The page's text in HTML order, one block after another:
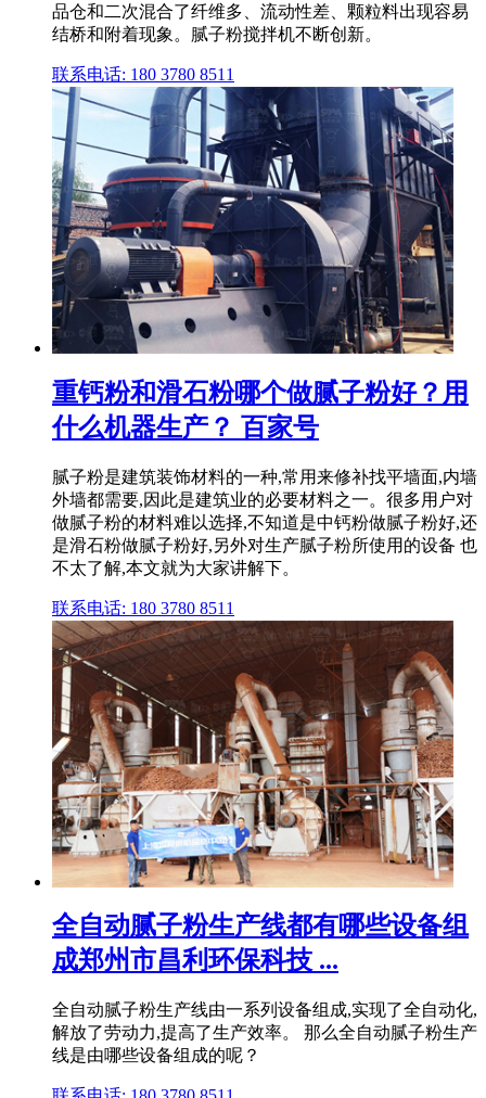
品仓和二次混合了纤维多、流动性差、颗粒料出现容易
结桥和附着现象。腻子粉搅拌机不断创新。
联系电话: 180 3780 8511
重钙粉和滑石粉哪个做腻子粉好？用
什么机器生产？ 百家号
腻子粉是建筑装饰材料的一种,常用来修补找平墙面,内墙
外墙都需要,因此是建筑业的必要材料之一。很多用户对
做腻子粉的材料难以选择,不知道是中钙粉做腻子粉好,还
是滑石粉做腻子粉好,另外对生产腻子粉所使用的设备 也
不太了解,本文就为大家讲解下。
联系电话: 180 3780 8511
全自动腻子粉生产线都有哪些设备组
成郑州市昌利环保科技 ...
全自动腻子粉生产线由一系列设备组成,实现了全自动化,
解放了劳动力,提高了生产效率。 那么全自动腻子粉生产
线是由哪些设备组成的呢？